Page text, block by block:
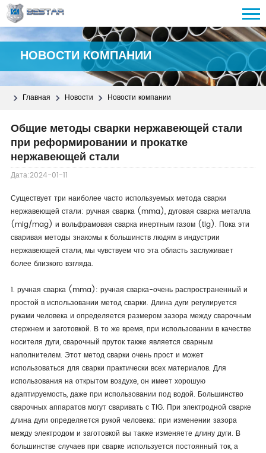
НОВОСТИ КОМПАНИИ
Главная Новости Новости компании
Общие методы сварки нержавеющей стали
при реформировании и прокатке
нержавеющей стали
Дата:2024-01-11
Существует три наиболее часто используемых метода сварки
нержавеющей стали: ручная сварка (mma), дуговая сварка металла
(mig/mag) и вольфрамовая сварка инертным газом (tig). Пока эти
сваривая методы знакомы к большинств людям в индустрии
нержавеющей стали, мы чувствуем что эта область заслуживает
более близкого взгляда.
1. ручная сварка (mma): ручная сварка-очень распространенный и
простой в использовании метод сварки. Длина дуги регулируется
руками человека и определяется размером зазора между сварочным
стержнем и заготовкой. В то же время, при использовании в качестве
носителя дуги, сварочный пруток также является сварным
наполнителем. Этот метод сварки очень прост и может
использоваться для сварки практически всех материалов. Для
использования на открытом воздухе, он имеет хорошую
адаптируемость, даже при использовании под водой. Большинство
сварочных аппаратов могут сваривать с TIG. При электродной сварке
длина дуги определяется рукой человека: при изменении зазора
между электродом и заготовкой вы также изменяете длину дуги. В
большинстве случаев при сварке используется постоянный ток, а